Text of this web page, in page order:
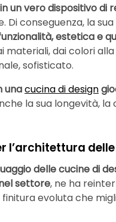
un vero dispositivo di
Di conseguenza, la
estetica e
materiali, dai colori
sofisticato.
unacucina di design
la sua longevità,
l’architettura
delle cucine di
settore, ne ha
finitura evoluta che